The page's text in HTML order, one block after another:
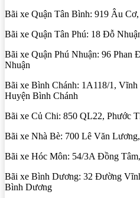
Bãi xe Quận Tân Bình: 919 Âu
Bãi xe Quận Tân Phú: 18 Đỗ
Bãi xe Quận Phú Nhuận: 96 Phan
Nhuận
Bãi xe Bình Chánh: 1A118/1,
Huyện Bình Chánh
Bãi xe Củ Chi: 850 QL22, Phước
Bãi xe Nhà Bè: 700 Lê Văn
Bãi xe Hóc Môn: 54/3A Đồng
Bãi xe Bình Dương: 32 Đường
Bình Dương